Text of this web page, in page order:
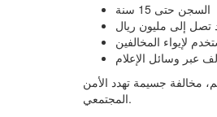
السجن حتى 15 سنة
تصل إلى مليون ريال
لإيواء المخالفين
عبر وسائل الإعلام
مخالفة جسيمة تهدد الأمن
المجتمعي.